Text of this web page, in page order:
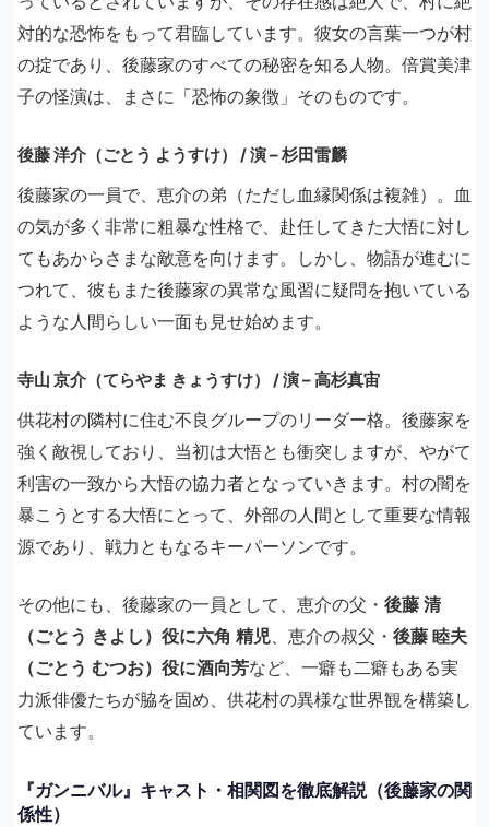
対的な恐怖をもって君臨しています。彼女の言葉一つが村
の掟であり、後藤家のすべての秘密を知る人物。倍賞美津
子の怪演は、まさに「恐怖の象徴」そのものです。
後藤 洋介（ごとう ようすけ） / 演 – 杉田雷麟
後藤家の一員で、恵介の弟（ただし血縁関係は複雑）。血
の気が多く非常に粗暴な性格で、赴任してきた大悟に対し
てもあからさまな敵意を向けます。しかし、物語が進むに
つれて、彼もまた後藤家の異常な風習に疑問を抱いている
ような人間らしい一面も見せ始めます。
寺山 京介（てらやま きょうすけ） / 演 – 高杉真宙
供花村の隣村に住む不良グループのリーダー格。後藤家を
強く敵視しており、当初は大悟とも衝突しますが、やがて
利害の一致から大悟の協力者となっていきます。村の闇を
暴こうとする大悟にとって、外部の人間として重要な情報
源であり、戦力ともなるキーパーソンです。
その他にも、後藤家の一員として、恵介の父・ 後藤 清
（ごとう きよし）役に六角 精児、恵介の叔父・ 後藤 睦夫
（ごとう むつお）役に酒向芳など、一癖も二癖もある実
力派俳優たちが脇を固め、供花村の異様な世界観を構築し
ています。
『ガンニバル』キャスト・相関図を徹底解説（後藤家の関
係性）